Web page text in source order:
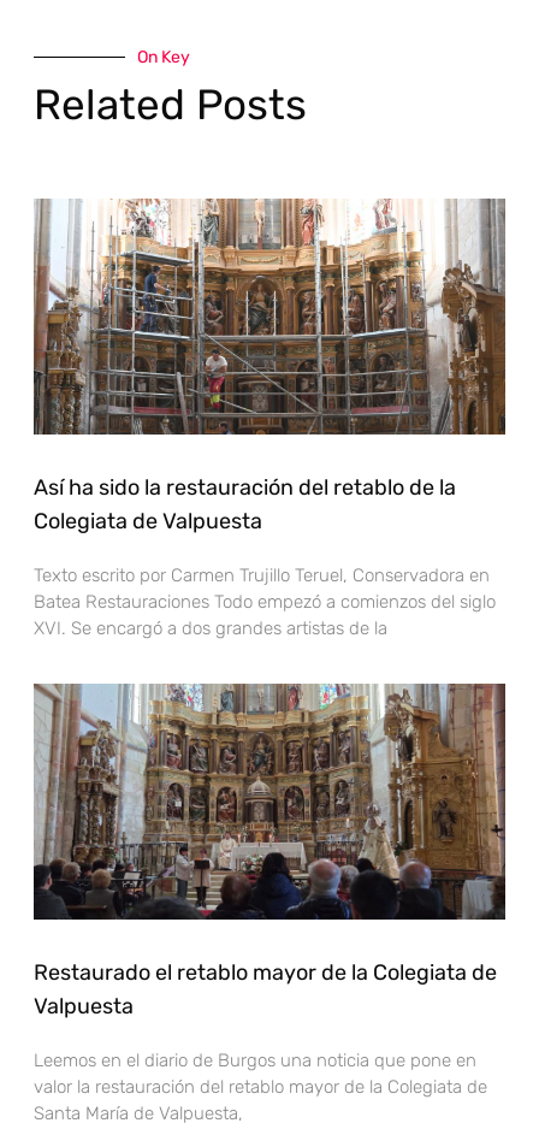
On Key
Related Posts
Así ha sido la restauración del retablo de la
Colegiata de Valpuesta
Texto escrito por Carmen Trujillo Teruel, Conservadora en
Batea Restauraciones Todo empezó a comienzos del siglo
XVI. Se encargó a dos grandes artistas de la
Restaurado el retablo mayor de la Colegiata de
Valpuesta
Leemos en el diario de Burgos una noticia que pone en
valor la restauración del retablo mayor de la Colegiata de
Santa María de Valpuesta,